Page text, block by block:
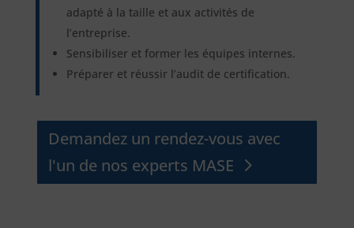
adapté à la taille et aux activités de
l’entreprise.
Sensibiliser et former les équipes internes.
Préparer et réussir l’audit de certification.
Demandez un rendez-vous avec
l'un de nos experts MASE